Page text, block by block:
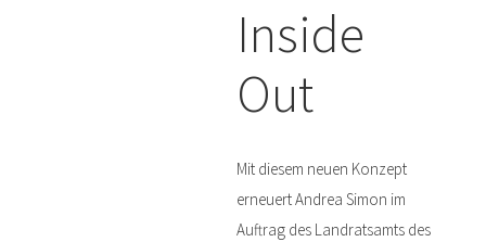
Inside
Out
Mit diesem neuen Konzept
erneuert Andrea Simon im
Auftrag des Landratsamts des